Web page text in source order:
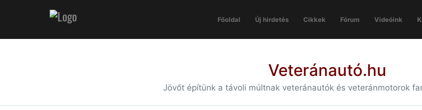
Főoldal Új hirdetés Cikkek Fórum Videóink
Veteránautó.hu
Jövőt építünk a távoli múltnak veteránautók és veteránmotorok